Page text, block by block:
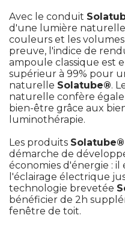
Avec le conduit
d'une lumière
couleurs et les
preuve, l'indice de
ampoule classique est
supérieur à 99% pour
naturelle Solatube®.
naturelle confère
bien-être grâce aux
luminothérapie.
Les produits Solatube®
démarche de
économies d'énergie : il
l'éclairage électrique
technologie brevetée
bénéficier de 2h
fenêtre de toit.